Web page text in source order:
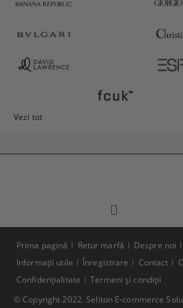
Vezi tot
© Copyright 2022. Seliton E-commerce
Prima pagină Retur marfă Despre noi
Informaţii utile
Înregistrare Contact
Confidenţialitate
Termeni şi condiţii